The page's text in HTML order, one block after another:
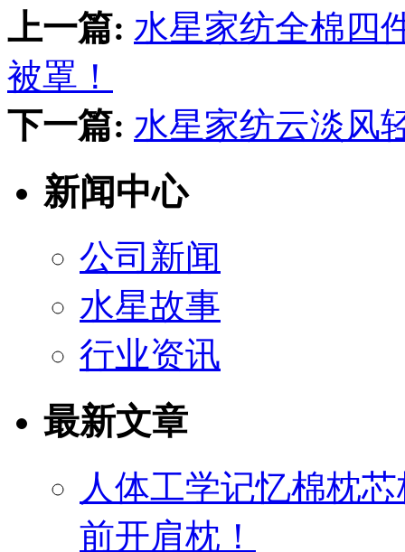
上一篇: 水星家纺全棉四
被罩！
下一篇: 水星家纺云淡风
新闻中心
公司新闻
水星故事
行业资讯
最新文章
人体工学记忆棉枕
前开肩枕！